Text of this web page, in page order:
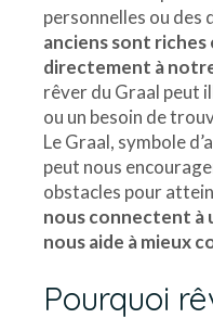
personnelles ou des
anciens sont riches
directement à
rêver du Graal peut
ou un besoin de
Le Graal, symbole
peut nous
obstacles pour
nous connectent à
nous aide à mieux
Pourquoi